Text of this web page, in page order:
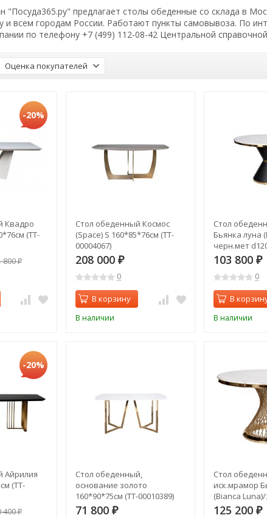
"Посуда365.ру" предлагает столы обеденные со склада в
и всем городам России. Работают пункты самовывоза. По
по телефону +7 (499) 112-08-42 Центральной
Оценка покупателей
-20%
Квадро
(TT-
800₽
Стол обеденный Космос
(Space) S 160*85*76см (TT-
00004067)
208 000₽
0
В корзину
В наличии
Стол
Бьянка луна
черн.мет
00005997)
103 800 ₽
0
В
В наличии
-20%
Айрилия
(TT-
400₽
Стол обеденный,
основание золото
160*90*75см (TT-00010389)
71 800₽
Стол
иск.мрамор
(Bianca
(TT-00011548)
125 200 ₽